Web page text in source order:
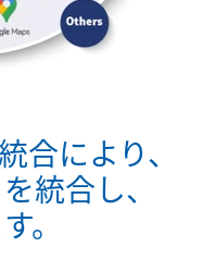
合により、
統合し、
。